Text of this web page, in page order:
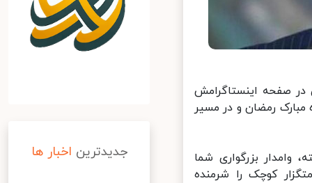
صفحه اینستاگرامش
رمضان و در مسیر
بزرگواری شما
کوچک را شرمنده
جدیدترین اخبار ها